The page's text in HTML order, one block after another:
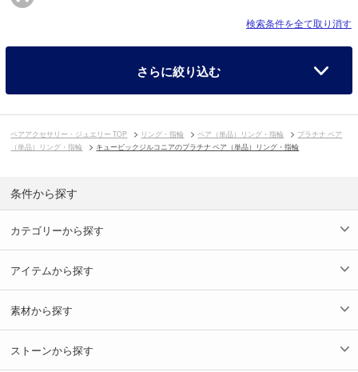
検索条件を全て取り消す
さらに絞り込む
ペアアクセサリー・ジュエリー TOP リング・指輪 ペア（単品）リング・指輪
プラチナ ペア
（単品）リング・指輪
キュービックジルコニアのプラチナ ペア（単品）リング・指輪
条件から探す
カテゴリーから探す
アイテムから探す
素材から探す
ストーンから探す